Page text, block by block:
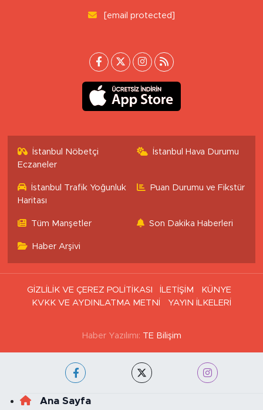
[email protected]
İstanbul Nöbetçi
Eczaneler
İstanbul Hava Durumu
İstanbul Trafik Yoğunluk
Haritası
Puan Durumu ve Fikstür
Tüm Manşetler Son Dakika Haberleri
Haber Arşivi
GİZLİLİK VE ÇEREZ POLİTİKASI İLETİŞİM
KÜNYE
KVKK VE AYDINLATMA METNİ
YAYIN İLKELERİ
Haber Yazılımı: TE Bilişim
Ana Sayfa